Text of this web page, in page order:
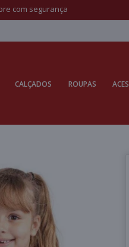
e Sudeste acima de
CALÇADOS ROUPAS